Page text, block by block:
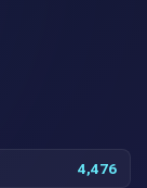
4,476